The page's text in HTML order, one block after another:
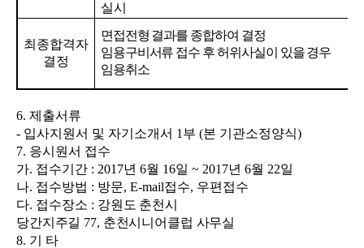
실시
최종합격자
결정
면접전형 결과를 종합하여 결정
임용구비서류 접수 후 허위사실이 있을 경우
임용취소
6. 제출서류
- 입사지원서 및 자기소개서 1 부 (본 기관소정양식)
7. 응시원서 접수
가. 접수기간 : 2017년 6월 16일 ~ 2017년 6월 22일
나. 접수방법 : 방문, E-mail접수, 우편접수
다. 접수장소 : 강원도 춘천시
당간지주길 77, 춘천시니어클럽 사무실
8. 기 타